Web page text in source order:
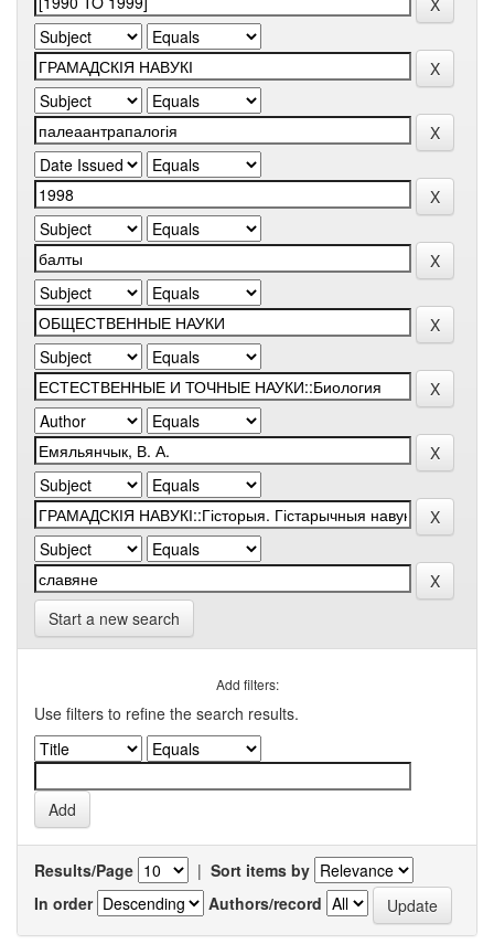
Start a new search
Add filters:
Use filters to refine the search results.
Results/Page | Sort items by
In order
Authors/record